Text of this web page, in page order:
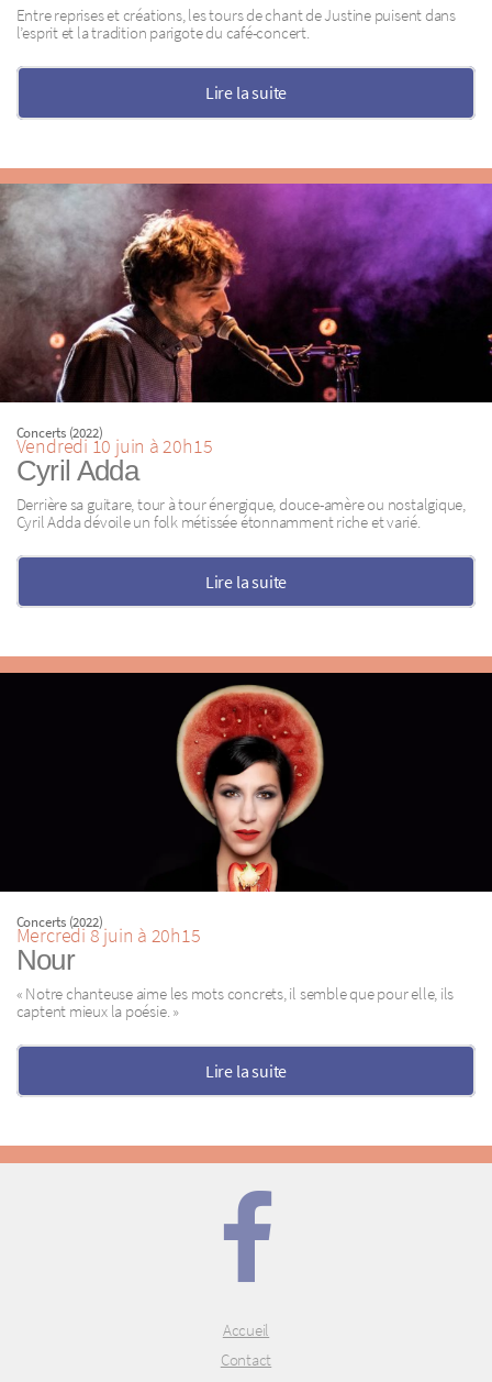
Entre reprises et créations, les tours de chant de Justine puisent dans
l’esprit et la tradition parigote du café-concert.
Lire la suite
Concerts (2022)
Vendredi 10 juin à 20h15
Cyril Adda
Derrière sa guitare, tour à tour énergique, douce-amère ou nostalgique,
Cyril Adda dévoile un folk métissée étonnamment riche et varié.
Lire la suite
Concerts (2022)
Mercredi 8 juin à 20h15
Nour
« Notre chanteuse aime les mots concrets, il semble que pour elle, ils
captent mieux la poésie. »
Lire la suite
Accueil
Contact